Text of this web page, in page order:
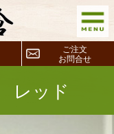
ご注文
お問合せ
レッド